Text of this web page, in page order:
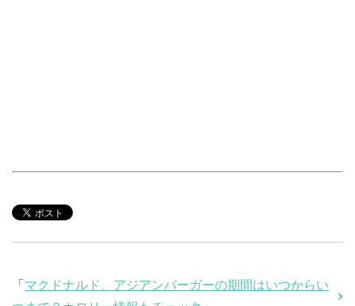
「 マクドナルド、アジアンバーガーの期間はいつからい